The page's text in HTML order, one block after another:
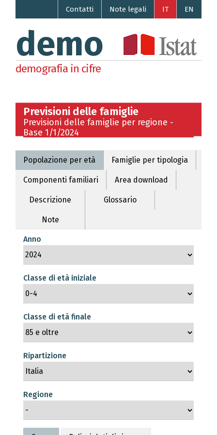
EN
IT
Note legali
Contatti
demo
demografia in cifre
Previsioni delle famiglie
Previsioni delle famiglie per regione -
Base 1/1/2024
Popolazione per età Famiglie per tipologia
Componenti familiari Area download
Descrizione Glossario
Note
Anno
Classe di età iniziale
Classe di età finale
Ripartizione
Regione